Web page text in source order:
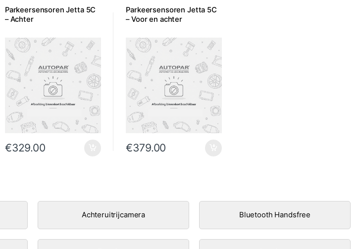
Parkeersensoren Jetta 5C
– Achter
€329.00
Parkeersensoren Jetta 5C
– Voor en achter
€379.00
Achteruitrijcamera Bluetooth Handsfree